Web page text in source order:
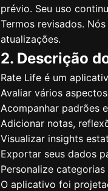
prévio. Seu uso
Termos revisados.
atualizações.
2. Descrição
Rate Life é um
Avaliar vários
Acompanhar padrões
Adicionar notas,
Visualizar insights
Exportar seus dados
Personalize
O aplicativo foi